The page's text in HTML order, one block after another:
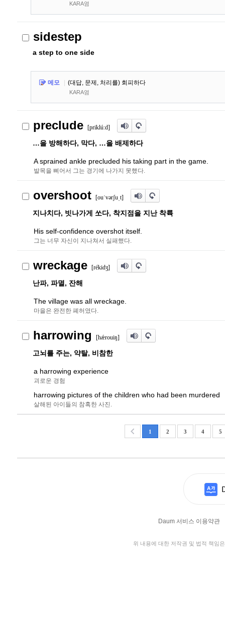
KARA염
sidestep
a step to one side
메모 (대답, 문제, 처리를) 회피하다
KARA염
preclude [priklúːd]
…을 방해하다, 막다, …을 배제하다
A sprained ankle precluded his taking part in the game.
발목을 삐어서 그는 경기에 나가지 못했다.
overshoot [ouˈvərʃuˌt]
지나치다, 빗나가게 쏘다, 착지점을 지난 착륙
His self-confidence overshot itself.
그는 너무 자신이 지나쳐서 실패했다.
wreckage [rékidʒ]
난파, 파멸, 잔해
The village was all wreckage.
마을은 완전한 폐허였다.
harrowing [hǽrouiŋ]
고뇌를 주는, 약탈, 비참한
a harrowing experience
괴로운 경험
harrowing pictures of the children who had been murdered
살해된 아이들의 참혹한 사진.
1 2 3 4 5
Daum 서비스 이용약관
위 내용에 대한 저작권 및 법적 책임